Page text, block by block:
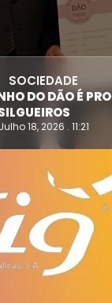
SOCIEDADE
DO DÃO É
Julho 18, 2026 . 11:21